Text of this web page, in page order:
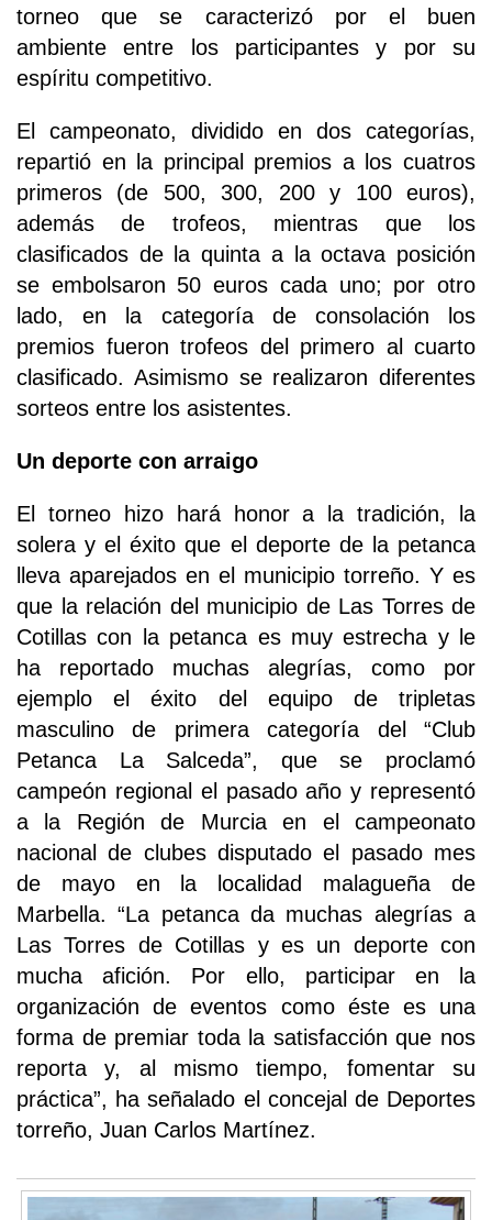
torneo que se caracterizó por el buen
ambiente entre los participantes y por su
espíritu competitivo.
El campeonato, dividido en dos categorías,
repartió en la principal premios a los cuatros
primeros (de 500, 300, 200 y 100 euros),
además de trofeos, mientras que los
clasificados de la quinta a la octava posición
se embolsaron 50 euros cada uno; por otro
lado, en la categoría de consolación los
premios fueron trofeos del primero al cuarto
clasificado. Asimismo se realizaron diferentes
sorteos entre los asistentes.
Un deporte con arraigo
El torneo hizo hará honor a la tradición, la
solera y el éxito que el deporte de la petanca
lleva aparejados en el municipio torreño. Y es
que la relación del municipio de Las Torres de
Cotillas con la petanca es muy estrecha y le
ha reportado muchas alegrías, como por
ejemplo el éxito del equipo de tripletas
masculino de primera categoría del “Club
Petanca La Salceda”, que se proclamó
campeón regional el pasado año y representó
a la Región de Murcia en el campeonato
nacional de clubes disputado el pasado mes
de mayo en la localidad malagueña de
Marbella. “La petanca da muchas alegrías a
Las Torres de Cotillas y es un deporte con
mucha afición. Por ello, participar en la
organización de eventos como éste es una
forma de premiar toda la satisfacción que nos
reporta y, al mismo tiempo, fomentar su
práctica”, ha señalado el concejal de Deportes
torreño, Juan Carlos Martínez.